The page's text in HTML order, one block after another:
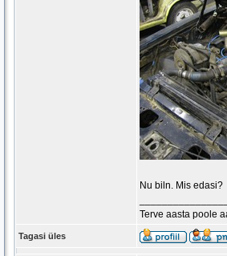
Nu biln. Mis edasi?
Terve aasta poole
Tagasi üles